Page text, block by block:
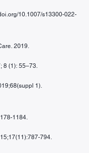
10.1007/s13300-022-
2019.
8 (1): 55–73.
1).
1184.
794.